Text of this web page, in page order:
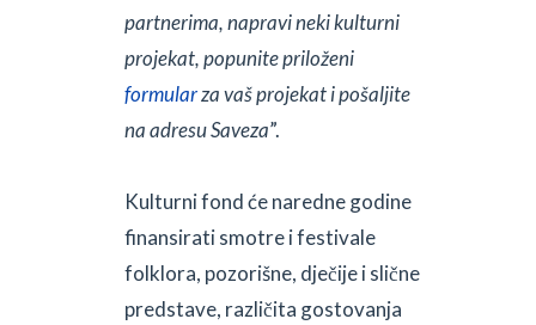
partnerima, napravi neki kulturni
projekat, popunite priloženi
formularza vaš projekat i pošaljite
na adresu Saveza”.
Kulturni fond će naredne godine
finansirati smotre i festivale
folklora, pozorišne, dječije i slične
predstave, različita gostovanja